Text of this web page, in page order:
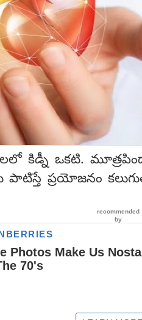
కిడ్నీ ఒకటి.
పాటిస్తే ప్రయోజనం